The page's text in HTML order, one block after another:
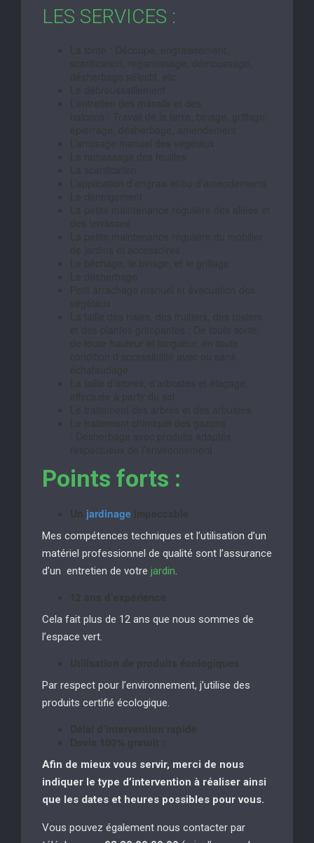
LES SERVICES :
Points forts :
jardinage
Mes compétences techniques et l’utilisation d’un
matériel professionnel de qualité sont l’assurance
d’un entretien de votre jardin.
Cela fait plus de 12 ans que nous sommes de
l’espace vert.
Par respect pour l’environnement, j’utilise des
produits certifié écologique.
Afin de mieux vous servir, merci de nous
indiquer le type d’intervention à réaliser ainsi
que les dates et heures possibles pour vous.
Vous pouvez également nous contacter par